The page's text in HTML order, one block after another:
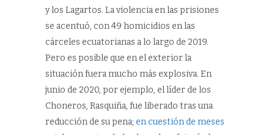
y los Lagartos. La violencia en las prisiones
se acentuó, con 49 homicidios en las
cárceles ecuatorianas a lo largo de 2019.
Pero es posible que en el exterior la
situación fuera mucho más explosiva. En
junio de 2020, por ejemplo, el líder de los
Choneros, Rasquiña, fue liberado tras una
reducción de su pena; en cuestión de meses